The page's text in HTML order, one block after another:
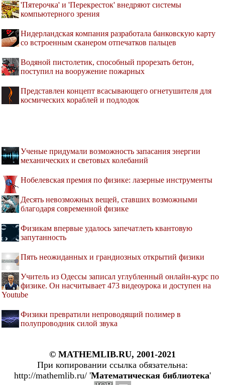
'Пятерочка' и 'Перекресток' внедряют системы
компьютерного зрения
Нидерландская компания разработала банковскую карту
со встроенным сканером отпечатков пальцев
Водяной пистолетик, способный прорезать бетон,
поступил на вооружение пожарных
Представлен концепт всасывающего огнетушителя для
космических кораблей и подлодок
Ученые придумали возможность запасания энергии
механических и световых колебаний
Нобелевская премия по физике: лазерные инструменты
Десять невозможных вещей, ставших возможными
благодаря современной физике
Физикам впервые удалось запечатлеть квантовую
запутанность
Пять неожиданных и грандиозных открытий физики
Учитель из Одессы записал углубленный онлайн-курс по
физике. Он насчитывает 473 видеоурока и доступен на
Youtube
Физики превратили непроводящий полимер в
полупроводник силой звука
© MATHEMLIB.RU, 2001-2021
При копировании ссылка обязательна:
http://mathemlib.ru/ 'Математическая библиотека'